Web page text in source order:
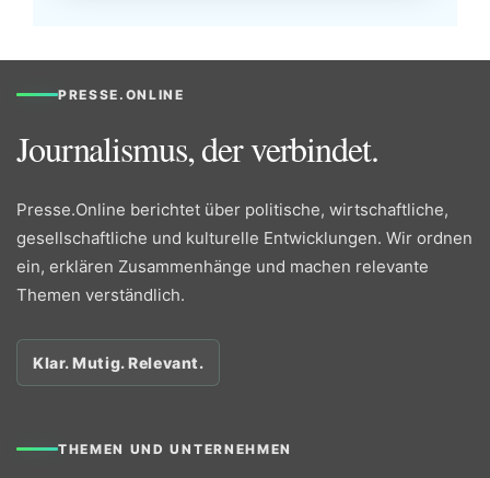
PRESSE.ONLINE
Journalismus, der verbindet.
Presse.Online berichtet über politische, wirtschaftliche,
gesellschaftliche und kulturelle Entwicklungen. Wir ordnen
ein, erklären Zusammenhänge und machen relevante
Themen verständlich.
Klar. Mutig. Relevant.
THEMEN UND UNTERNEHMEN